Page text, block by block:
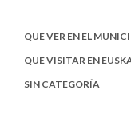
QUE VER EN EL
QUE VISITAR EN
SIN CATEGORÍA